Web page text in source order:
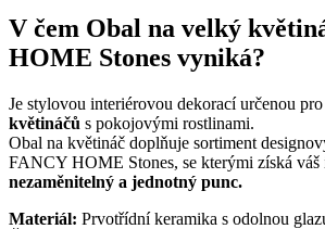
V čem Obal na velký
HOME Stones vyniká?
Je stylovou interiérovou dekorací určenou
květináčů s pokojovými rostlinami.
Obal na květináč doplňuje sortiment
FANCY HOME Stones, se kterými získá váš
nezaměnitelný a jednotný punc.
Materiál: Prvotřídní keramika s odolnou